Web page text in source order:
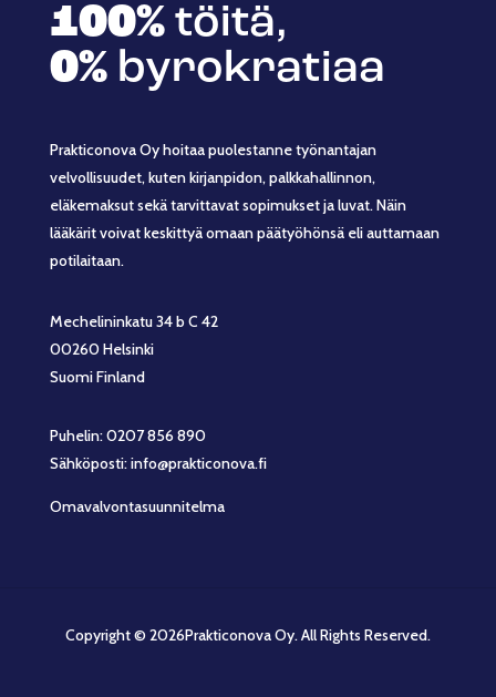
100%töitä,
0%byrokratiaa
Prakticonova Oy hoitaa puolestanne työnantajan
velvollisuudet, kuten kirjanpidon, palkkahallinnon,
eläkemaksut sekä tarvittavat sopimukset ja luvat. Näin
lääkärit voivat keskittyä omaan päätyöhönsä eli auttamaan
potilaitaan.
Mechelininkatu 34 b C 42
00260 Helsinki
Suomi Finland
Puhelin: 0207 856 890
Sähköposti: info@prakticonova.fi
Omavalvontasuunnitelma
Copyright © 2026Prakticonova Oy. All Rights Reserved.